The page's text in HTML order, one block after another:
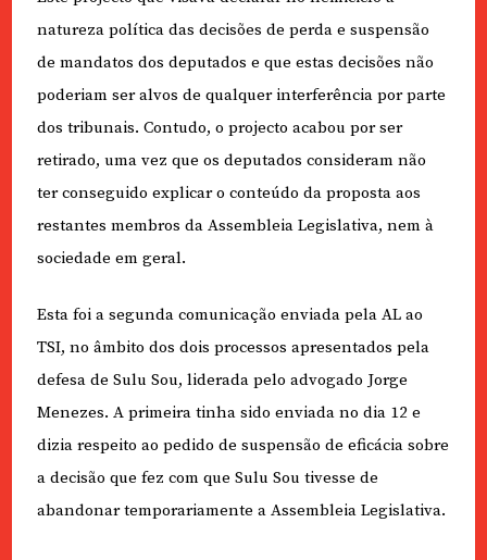
natureza política das decisões de perda e suspensão
de mandatos dos deputados e que estas decisões não
poderiam ser alvos de qualquer interferência por parte
dos tribunais. Contudo, o projecto acabou por ser
retirado, uma vez que os deputados consideram não
ter conseguido explicar o conteúdo da proposta aos
restantes membros da Assembleia Legislativa, nem à
sociedade em geral.
Esta foi a segunda comunicação enviada pela AL ao
TSI, no âmbito dos dois processos apresentados pela
defesa de Sulu Sou, liderada pelo advogado Jorge
Menezes. A primeira tinha sido enviada no dia 12 e
dizia respeito ao pedido de suspensão de eficácia sobre
a decisão que fez com que Sulu Sou tivesse de
abandonar temporariamente a Assembleia Legislativa.